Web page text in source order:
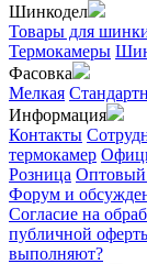
Шинкодел
Товары для
Термокамеры
Фасовка
Мелкая
Информация
Контакты
термокамер
Розница Оптовый
Форум и
Согласие на
публичной
выполняют?